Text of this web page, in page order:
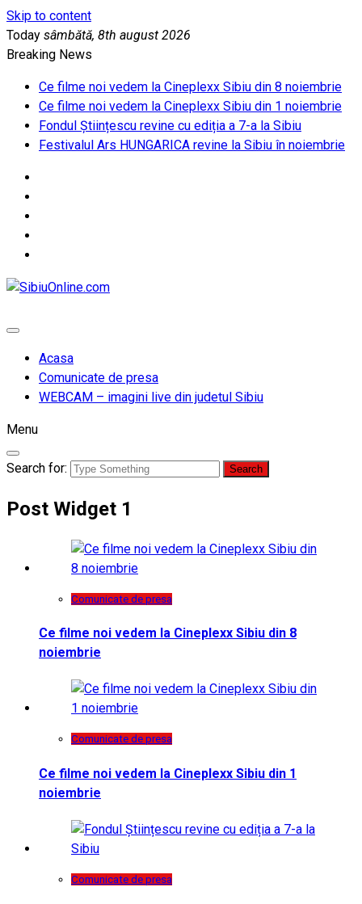
Skip to content
Today sâmbătă, 8th august 2026
Breaking News
Ce filme noi vedem la Cineplexx Sibiu din 8 noiembrie
Ce filme noi vedem la Cineplexx Sibiu din 1 noiembrie
Fondul Științescu revine cu ediția a 7-a la Sibiu
Festivalul Ars HUNGARICA revine la Sibiu în noiembrie
Acasa
Comunicate de presa
WEBCAM – imagini live din judetul Sibiu
Menu
Search for:
Post Widget 1
Comunicate de presa
Ce filme noi vedem la Cineplexx Sibiu din 8
noiembrie
Comunicate de presa
Ce filme noi vedem la Cineplexx Sibiu din 1
noiembrie
Comunicate de presa